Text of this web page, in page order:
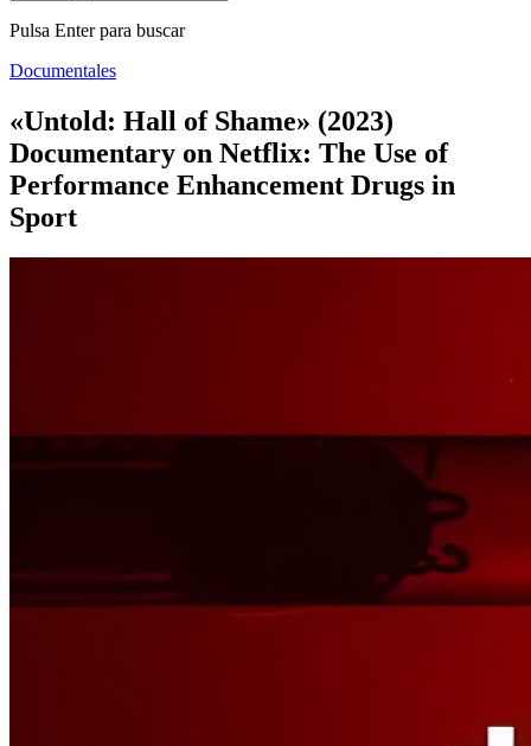
Pulsa Enter para buscar
Documentales
«Untold: Hall of Shame» (2023)
Documentary on Netflix: The Use of
Performance Enhancement Drugs in
Sport